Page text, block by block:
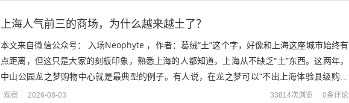
上海人气前三的商场，为什么越来越土了？
本文来自微信公众号： 入场Neophyte ，作者：葛绒“土”这个字，好像和上海这座城市始终有
点距离，但这只是大家的刻板印象，熟悉上海的人都知道，上海从不缺乏“土”东西。这两年，
中山公园龙之梦购物中心就是最典型的例子。有人说，在龙之梦可以“不出上海体验县级购物
中心的繁华”。如今，这家商场在变土的路上...
观察 2026-08-03 33814次浏览 0条评论